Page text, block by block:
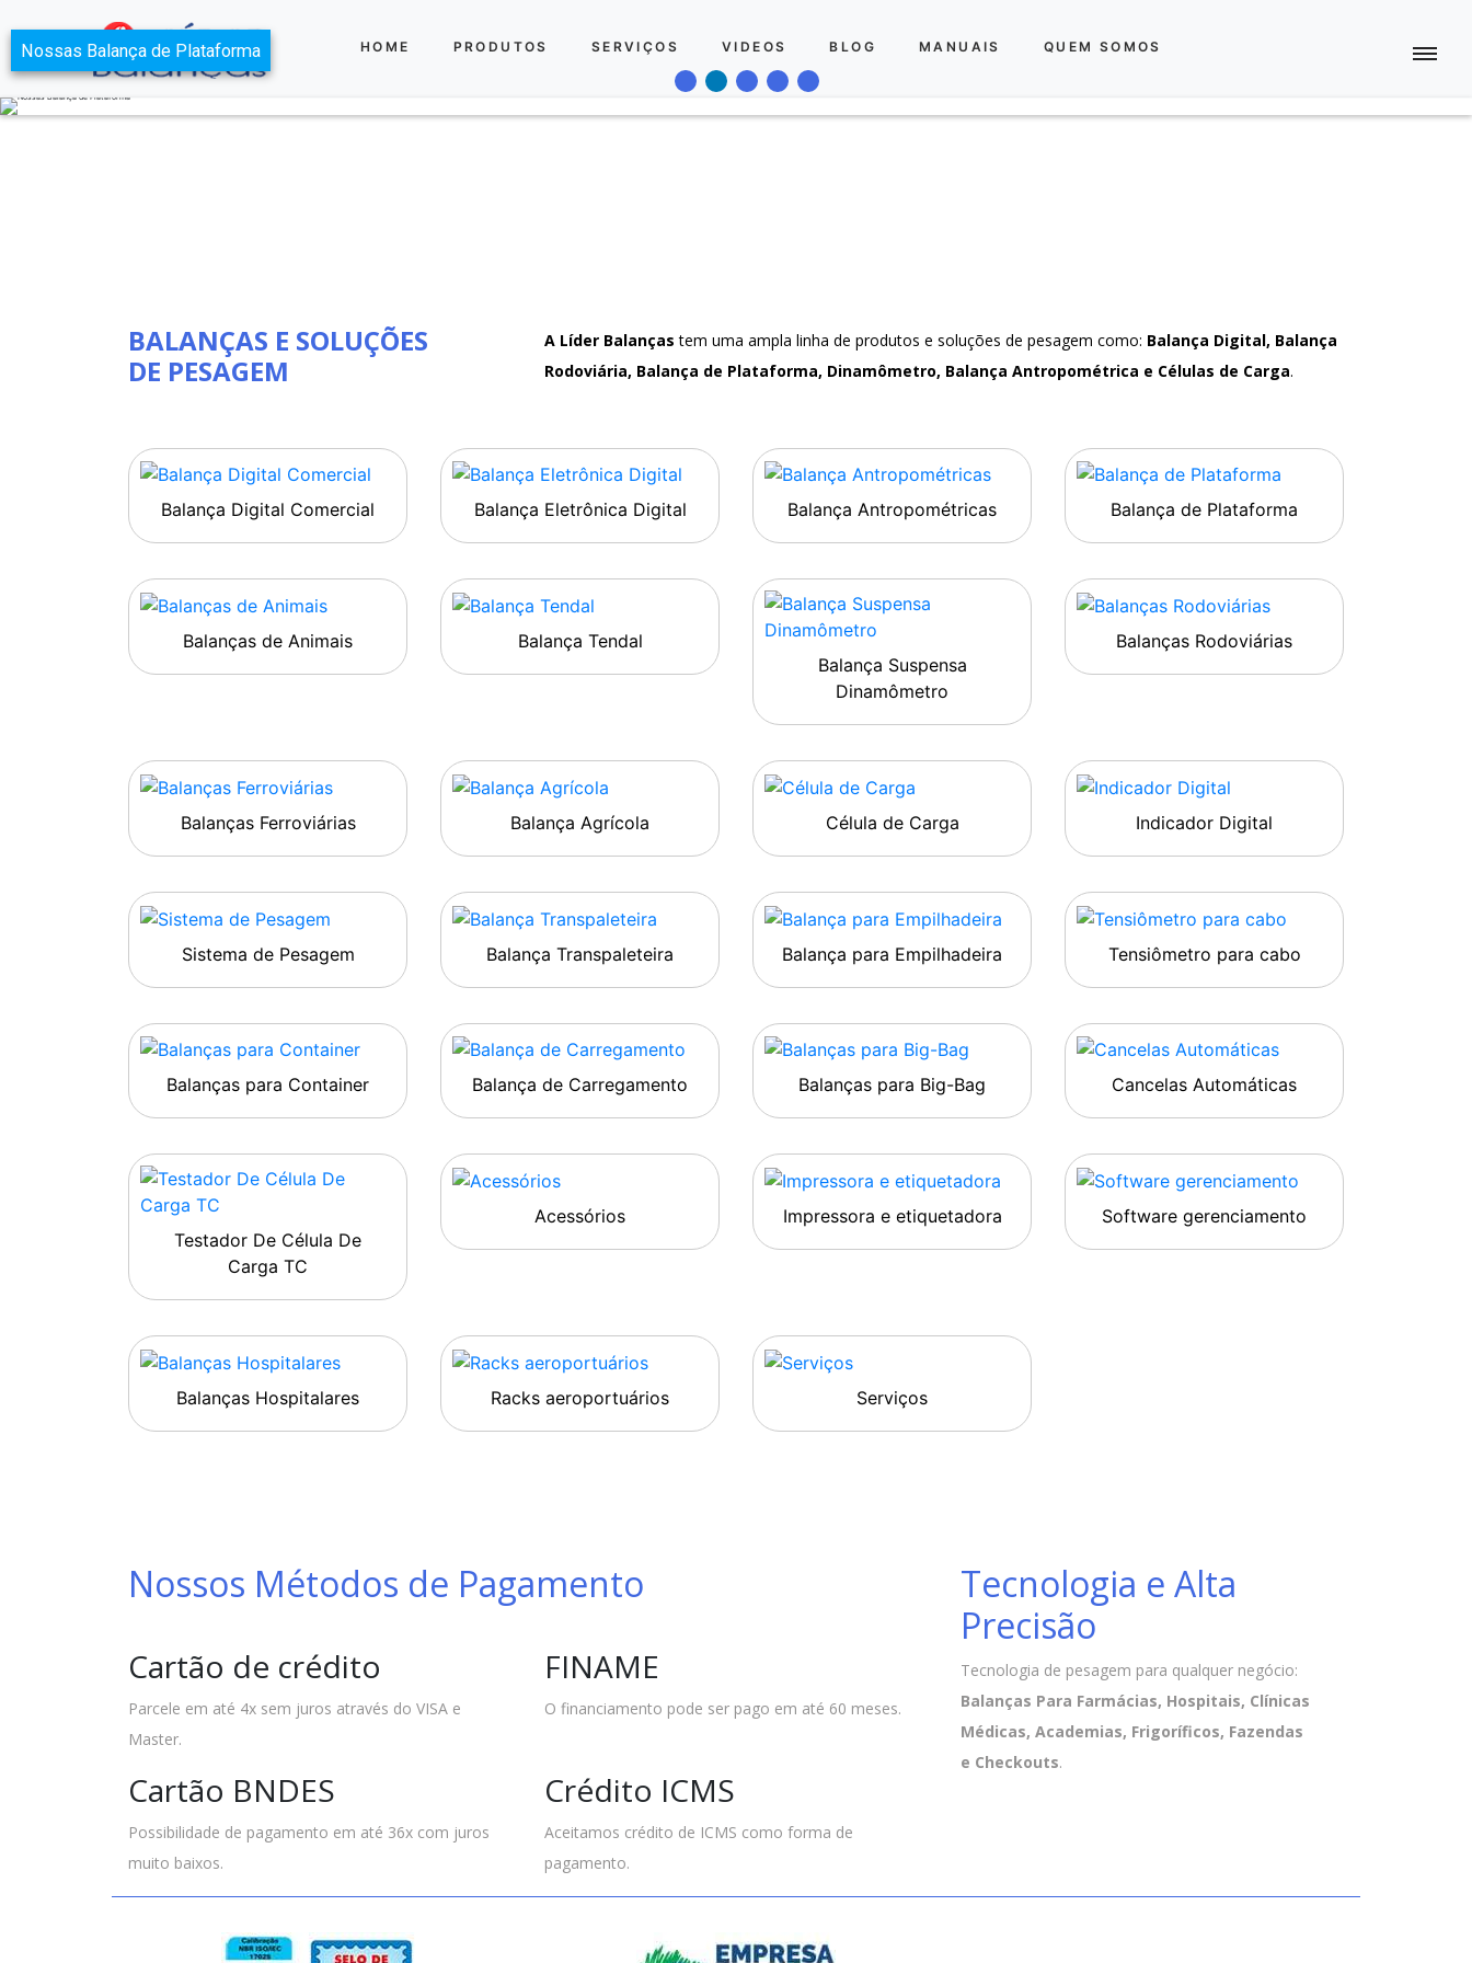
HOME PRODUTOS SERVIÇOS VIDEOS BLOG MANUAIS QUEM SOMOS
Nossas Balança de Plataforma
BALANÇAS E SOLUÇÕES
DE PESAGEM
A Líder Balanças tem uma ampla linha de produtos e soluções de pesagem como: Balança Digital, Balança
Rodoviária, Balança de Plataforma, Dinamômetro, Balança Antropométrica e Células de Carga.
Balança Digital Comercial Balança Eletrônica Digital Balança Antropométricas Balança de Plataforma
Balanças de Animais
Balança Tendal
Balança Suspensa
Dinamômetro
Balanças Rodoviárias
Balanças Ferroviárias Balança Agrícola Célula de Carga Indicador Digital
Sistema de Pesagem Balança Transpaleteira Balança para Empilhadeira Tensiômetro para cabo
Balanças para Container Balança de Carregamento Balanças para Big-Bag Cancelas Automáticas
Testador De Célula De
Carga TC
Acessórios Impressora e etiquetadora Software gerenciamento
Balanças Hospitalares Racks aeroportuários Serviços
Nossos Métodos de Pagamento
Cartão de crédito
Parcele em até 4x sem juros através do VISA e
Master.
FINAME
O financiamento pode ser pago em até 60 meses.
Cartão BNDES
Possibilidade de pagamento em até 36x com juros
muito baixos.
Crédito ICMS
Aceitamos crédito de ICMS como forma de
pagamento.
Tecnologia e Alta
Precisão
Tecnologia de pesagem para qualquer negócio:
Balanças Para Farmácias, Hospitais, Clínicas
Médicas, Academias, Frigoríficos, Fazendas
e Checkouts.